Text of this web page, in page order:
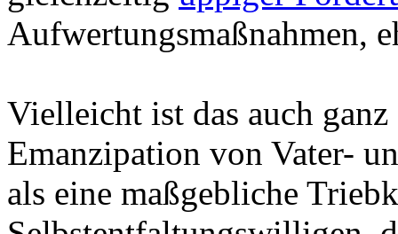
Aufwertungsmaßnahmen,
Vielleicht ist das auch
Emanzipation von Vater-
als eine maßgebliche